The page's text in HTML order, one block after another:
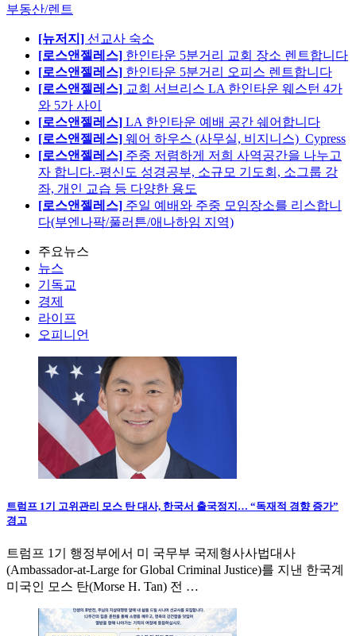
부동산/렌트
[뉴저지] 선교사 숙소
[로스앤젤레스] 한인타운 5분거리 교회 장소 렌트합니다
[로스앤젤레스] 한인타운 5분거리 오피스 렌트합니다
[로스앤젤레스] 교회 서브리스 LA 한인타운 웨스턴 4가
와 5가 사이
[로스앤젤레스] LA 한인타운 예배 공간 쉐어합니다
[로스앤젤레스] 웨어 하우스 (사무실, 비지니스)_Cypress
[로스앤젤레스] 주중 저렴하게 저희 사역공간을 나누고
자 합니다.-평신도 성경공부, 소규모 기도회, 소그룹 강
좌, 개인 교습 등 다양한 용도
[로스앤젤레스] 주일 예배와 주중 모임장소를 리스합니
다(부엔나팍/풀러튼/애나하임 지역)
주요뉴스
뉴스
기독교
경제
라이프
오피니언
트럼프 1기 고위관리 모스 탄 대사, 한국서 출국정지… “독재적 경향 증가”
경고
트럼프 1기 행정부에서 미 국무부 국제형사사법대사
(Ambassador-at-Large for Global Criminal Justice)를 지낸 한국계
미국인 모스 탄(Morse H. Tan) 전 …